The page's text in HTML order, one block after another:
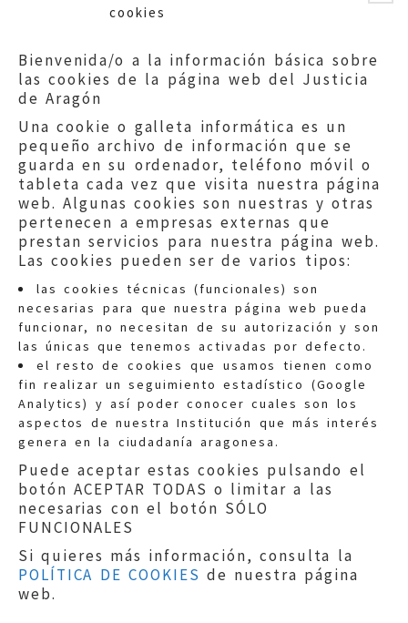
cookies
Bienvenida/o a la información básica sobre
las cookies de la página web del Justicia
de Aragón
Una cookie o galleta informática es un
pequeño archivo de información que se
guarda en su ordenador, teléfono móvil o
tableta cada vez que visita nuestra página
web. Algunas cookies son nuestras y otras
pertenecen a empresas externas que
prestan servicios para nuestra página web.
Las cookies pueden ser de varios tipos:
las cookies técnicas (funcionales) son
necesarias para que nuestra página web pueda
funcionar, no necesitan de su autorización y son
las únicas que tenemos activadas por defecto.
el resto de cookies que usamos tienen como
fin realizar un seguimiento estadístico (Google
Analytics) y así poder conocer cuales son los
aspectos de nuestra Institución que más interés
genera en la ciudadanía aragonesa.
Puede aceptar estas cookies pulsando el
botón ACEPTAR TODAS o limitar a las
necesarias con el botón SÓLO
FUNCIONALES
Si quieres más información, consulta la
POLÍTICA DE COOKIES de nuestra página
web.
Quejas:quejas@eljusticiadearagon.es
Información general:
informacion@eljusticiadearagon.es
Teléfonos:900 210 210/
Aviso legal|Política de privacidad|
Protección de Datos